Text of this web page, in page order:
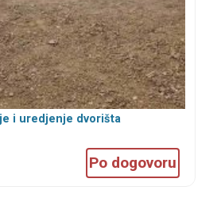
i uredjenje dvorišta
Po dogovoru